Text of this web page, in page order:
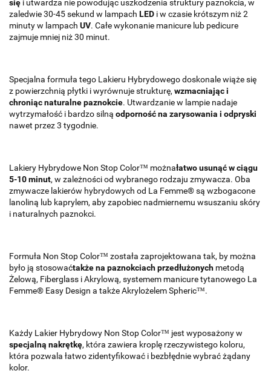
się i utwardza nie powodując uszkodzenia struktury paznokcia, w
zaledwie 30-45 sekund w lampach LED i w czasie krótszym niż 2
minuty w lampach UV. Całe wykonanie manicure lub pedicure
zajmuje mniej niż 30 minut.
Specjalna formuła tego Lakieru Hybrydowego doskonale wiąże się
z powierzchnią płytki i wyrównuje strukturę, wzmacniając i
chroniąc naturalne paznokcie. Utwardzanie w lampie nadaje
wytrzymałość i bardzo silną odporność na zarysowania i odpryski
nawet przez 3 tygodnie.
Lakiery Hybrydowe Non Stop Color™ możnałatwo usunąć w ciągu
5-10 minut, w zależności od wybranego rodzaju zmywacza. Oba
zmywacze lakierów hybrydowych od La Femme® są wzbogacone
lanoliną lub kaprylem, aby zapobiec nadmiernemu wsuszaniu skóry
i naturalnych paznokci.
Formuła Non Stop Color™ została zaprojektowana tak, by można
było ją stosowaćtakże na paznokciach przedłużonych metodą
Żelową, Fiberglass i Akrylową, systemem manicure tytanowego La
Femme® Easy Design a także Akrylożelem Spheric™.
Każdy Lakier Hybrydowy Non Stop Color™ jest wyposażony w
specjalną nakrętkę, która zawiera kroplę rzeczywistego koloru,
która pozwala łatwo zidentyfikować i bezbłędnie wybrać żądany
kolor.